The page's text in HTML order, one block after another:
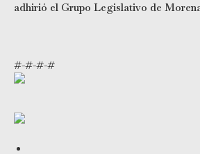
adhirió el Grupo Legislativo de
#-#-#-#